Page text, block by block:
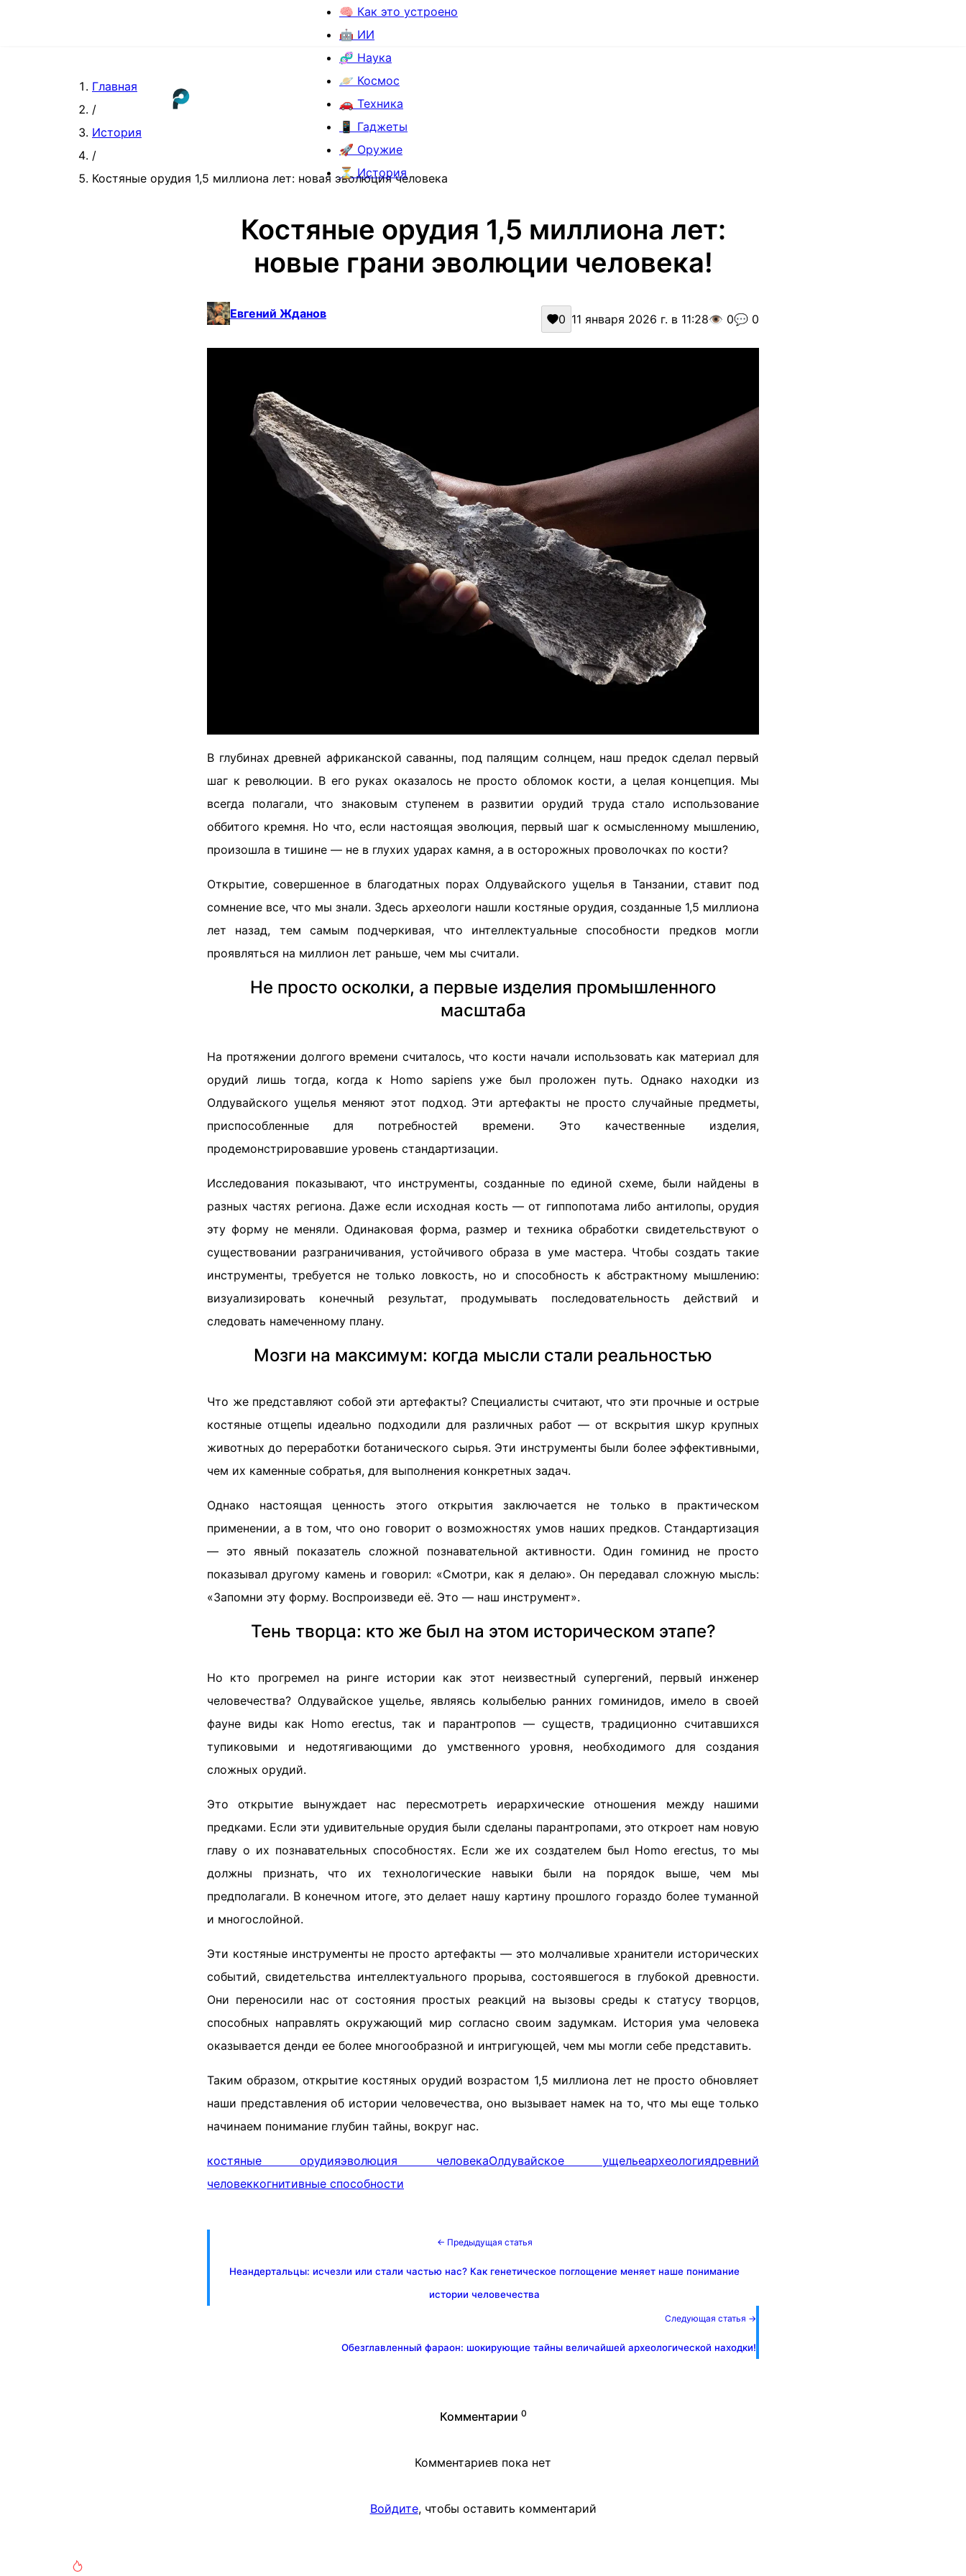
🧠 Как это устроено
🤖 ИИ
🧬 Наука
🪐 Космос
🚗 Техника
📱 Гаджеты
🚀 Оружие
⏳ История
Главная
/
История
/
Костяные орудия 1,5 миллиона лет: новая эволюция человека
Костяные орудия 1,5 миллиона лет:
новые грани эволюции человека!
Евгений Жданов 0 11 января 2026 г. в 11:28👁️ 0💬 0
В глубинах древней африканской саванны, под палящим солнцем, наш предок сделал первый
шаг к революции. В его руках оказалось не просто обломок кости, а целая концепция. Мы
всегда полагали, что знаковым ступенем в развитии орудий труда стало использование
оббитого кремня. Но что, если настоящая эволюция, первый шаг к осмысленному мышлению,
произошла в тишине — не в глухих ударах камня, а в осторожных проволочках по кости?
Открытие, совершенное в благодатных порах Олдувайского ущелья в Танзании, ставит под
сомнение все, что мы знали. Здесь археологи нашли костяные орудия, созданные 1,5 миллиона
лет назад, тем самым подчеркивая, что интеллектуальные способности предков могли
проявляться на миллион лет раньше, чем мы считали.
Не просто осколки, а первые изделия промышленного
масштаба
На протяжении долгого времени считалось, что кости начали использовать как материал для
орудий лишь тогда, когда к Homo sapiens уже был проложен путь. Однако находки из
Олдувайского ущелья меняют этот подход. Эти артефакты не просто случайные предметы,
приспособленные для потребностей времени. Это качественные изделия,
продемонстрировавшие уровень стандартизации.
Исследования показывают, что инструменты, созданные по единой схеме, были найдены в
разных частях региона. Даже если исходная кость — от гиппопотама либо антилопы, орудия
эту форму не меняли. Одинаковая форма, размер и техника обработки свидетельствуют о
существовании разграничивания, устойчивого образа в уме мастера. Чтобы создать такие
инструменты, требуется не только ловкость, но и способность к абстрактному мышлению:
визуализировать конечный результат, продумывать последовательность действий и
следовать намеченному плану.
Мозги на максимум: когда мысли стали реальностью
Что же представляют собой эти артефакты? Специалисты считают, что эти прочные и острые
костяные отщепы идеально подходили для различных работ — от вскрытия шкур крупных
животных до переработки ботанического сырья. Эти инструменты были более эффективными,
чем их каменные собратья, для выполнения конкретных задач.
Однако настоящая ценность этого открытия заключается не только в практическом
применении, а в том, что оно говорит о возможностях умов наших предков. Стандартизация
— это явный показатель сложной познавательной активности. Один гоминид не просто
показывал другому камень и говорил: «Смотри, как я делаю». Он передавал сложную мысль:
«Запомни эту форму. Воспроизведи её. Это — наш инструмент».
Тень творца: кто же был на этом историческом этапе?
Но кто прогремел на ринге истории как этот неизвестный супергений, первый инженер
человечества? Олдувайское ущелье, являясь колыбелью ранних гоминидов, имело в своей
фауне виды как Homo erectus, так и парантропов — существ, традиционно считавшихся
тупиковыми и недотягивающими до умственного уровня, необходимого для создания
сложных орудий.
Это открытие вынуждает нас пересмотреть иерархические отношения между нашими
предками. Если эти удивительные орудия были сделаны парантропами, это откроет нам новую
главу о их познавательных способностях. Если же их создателем был Homo erectus, то мы
должны признать, что их технологические навыки были на порядок выше, чем мы
предполагали. В конечном итоге, это делает нашу картину прошлого гораздо более туманной
и многослойной.
Эти костяные инструменты не просто артефакты — это молчаливые хранители исторических
событий, свидетельства интеллектуального прорыва, состоявшегося в глубокой древности.
Они переносили нас от состояния простых реакций на вызовы среды к статусу творцов,
способных направлять окружающий мир согласно своим задумкам. История ума человека
оказывается денди ее более многообразной и интригующей, чем мы могли себе представить.
Таким образом, открытие костяных орудий возрастом 1,5 миллиона лет не просто обновляет
наши представления об истории человечества, оно вызывает намек на то, что мы еще только
начинаем понимание глубин тайны, вокруг нас.
костяные орудияэволюция человекаОлдувайское ущельеархеологиядревний
человеккогнитивные способности
← Предыдущая статья
Неандертальцы: исчезли или стали частью нас? Как генетическое поглощение меняет наше понимание
истории человечества
Следующая статья →
Обезглавленный фараон: шокирующие тайны величайшей археологической находки!
Комментарии 0
Комментариев пока нет
Войдите, чтобы оставить комментарий